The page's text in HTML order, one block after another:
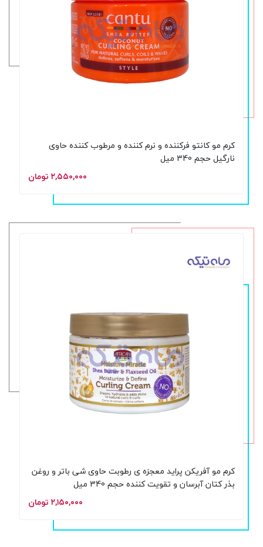
کرم مو کانتو فرکننده و نرم کننده و مرطوب کننده حاوی
نارگیل حجم 340 میل
۲,۵۵۰,۰۰۰ تومان
کرم مو آفریکن پراید معجزه ی رطوبت حاوی شی باتر و روغن
بذر کتان آبرسان و تقویت کننده حجم 340 میل
۲,۱۵۰,۰۰۰ تومان